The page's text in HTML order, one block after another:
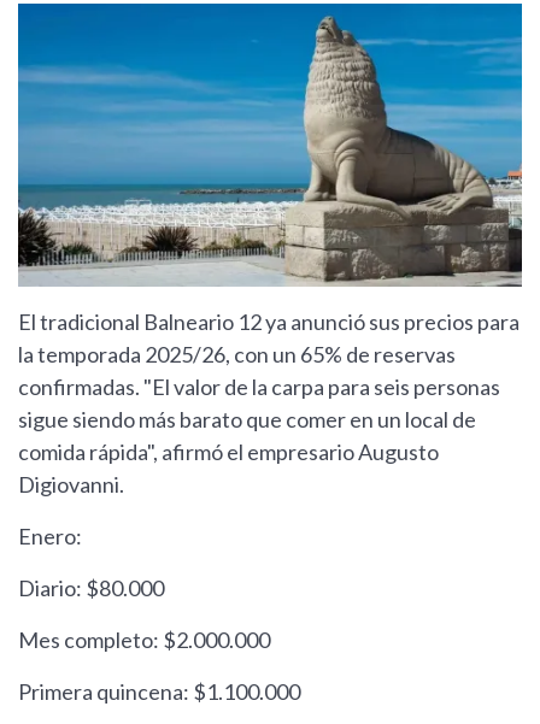
El tradicional Balneario 12 ya anunció sus precios para
la temporada 2025/26, con un 65% de reservas
confirmadas. "El valor de la carpa para seis personas
sigue siendo más barato que comer en un local de
comida rápida", afirmó el empresario Augusto
Digiovanni.
Enero:
Diario: $80.000
Mes completo: $2.000.000
Primera quincena: $1.100.000